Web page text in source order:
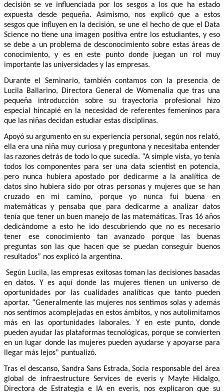
decisión se ve influenciada por los sesgos a los que ha estado
expuesta desde pequeña. Asimismo, nos explicó que a estos
sesgos que influyen en la decisión, se une el hecho de que el Data
Science no tiene una imagen positiva entre los estudiantes, y eso
se debe a un problema de desconocimiento sobre estas áreas de
conocimiento, y es en este punto donde juegan un rol muy
importante las universidades y las empresas.
Durante el Seminario, también contamos con la presencia de
Lucila Ballarino, Directora General de Womenalia que tras una
pequeña introducción sobre su trayectoria profesional hizo
especial hincapié en la necesidad de referentes femeninos para
que las niñas decidan estudiar estas disciplinas.
Apoyó su argumento en su experiencia personal, según nos relató,
ella era una niña muy curiosa y preguntona y necesitaba entender
las razones detrás de todo lo que sucedía. “A simple vista, yo tenía
todos los componentes para ser una data scientist en potencia,
pero nunca hubiera apostado por dedicarme a la analítica de
datos sino hubiera sido por otras personas y mujeres que se han
cruzado en mi camino, porque yo nunca fui buena en
matemáticas y pensaba que para dedicarme a analizar datos
tenía que tener un buen manejo de las matemáticas. Tras 16 años
dedicándome a esto he ido descubriendo que no es necesario
tener ese conocimiento tan avanzado porque las buenas
preguntas son las que hacen que se puedan conseguir buenos
resultados” nos explicó la argentina.
Según Lucila, las empresas exitosas toman las decisiones basadas
en datos. Y es aquí donde las mujeres tienen un universo de
oportunidades por las cualidades analíticas que tanto pueden
aportar. “Generalmente las mujeres nos sentimos solas y además
nos sentimos acomplejadas en estos ámbitos, y nos autolimitamos
más en las oportunidades laborales. Y en este punto, donde
pueden ayudar las plataformas tecnológicas, porque se convierten
en un lugar donde las mujeres pueden ayudarse y apoyarse para
llegar más lejos” puntualizó.
Tras el descanso, Sandra Sans Estrada, Socia responsable del área
global de infraestructure Services de everis y Mayte Hidalgo,
Directora de Estrategia e IA en everis, nos explicaron que su